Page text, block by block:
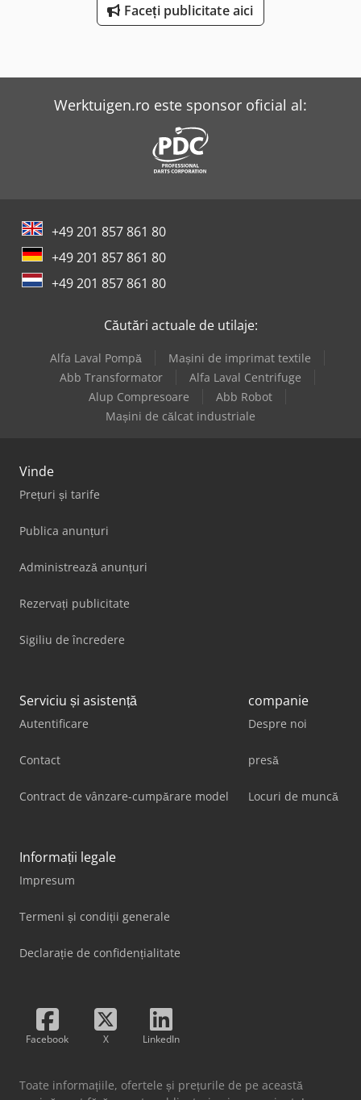
Faceți publicitate aici
Werktuigen.ro este sponsor oficial al:
+49 201 857 861 80
+49 201 857 861 80
+49 201 857 861 80
Căutări actuale de utilaje:
Alfa Laval Pompă
Mașini de imprimat textile
Abb Transformator
Alfa Laval Centrifuge
Alup Compresoare
Abb Robot
Mașini de călcat industriale
Vinde
Prețuri și tarife
Publica anunțuri
Administrează anunțuri
Rezervați publicitate
Sigiliu de încredere
Serviciu și asistență
Autentificare
Contact
Contract de vânzare-cumpărare model
companie
Despre noi
presă
Locuri de muncă
Informații legale
Impresum
Termeni și condiții generale
Declarație de confidențialitate
Facebook X LinkedIn
Toate informațiile, ofertele și prețurile de pe această